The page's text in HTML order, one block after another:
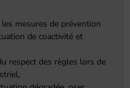
mesures de prévention
de coactivité et
respect des règles lors de